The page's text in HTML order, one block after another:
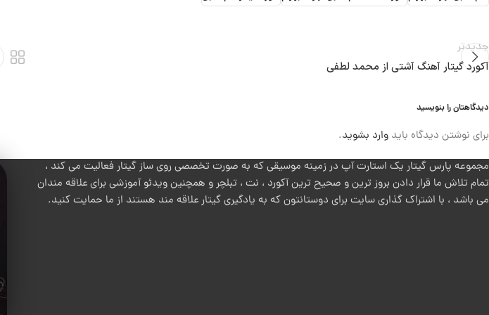
جدیدتر
آکورد گیتار آهنگ آشتی از محمد لطفی
دیدگاهتان را بنویسید
برای نوشتن دیدگاه باید وارد بشوید.
مجموعه پارس گیتار یک استارت آپ در زمینه موسیقی که به صورت تخصصی روی ساز گیتار فعالیت می کند ،
تمام تلاش ما قرار دادن بروز ترین و صحیح ترین آکورد ، نت ، تبلچر و همچنین ویدئو آموزشی برای علاقه مندان
می باشد ، با اشتراک گذاری سایت برای دوستانتون که به یادگیری گیتار علاقه مند هستند از ما حمایت کنید.